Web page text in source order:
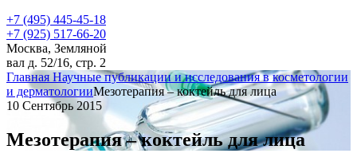
+7 (495) 445-45-18
+7 (925) 517-66-20
Москва, Земляной
вал д. 52/16, стр. 2
Главная Научные публикации и исследования в косметологии
и дерматологииМезотерапия – коктейль для лица
10 Сентябрь 2015
Мезотерапия – коктейль для лица